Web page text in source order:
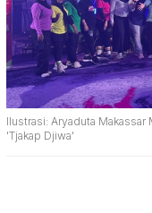
Ilustrasi: Aryaduta
'Tjakap Djiwa'